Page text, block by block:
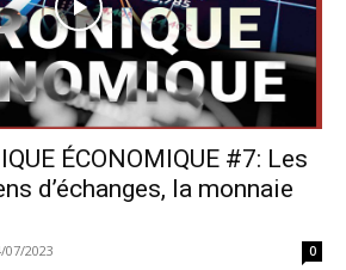
ÉCONOMIQUE #7: Les
d’échanges, la monnaie
07/2023 0